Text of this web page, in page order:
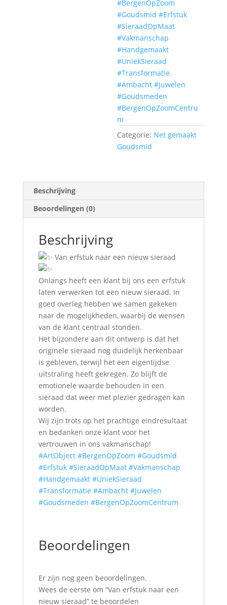
#BergenOpZoom
#Goudsmid #Erfstuk
#SieraadOpMaat
#Vakmanschap
#Handgemaakt
#UniekSieraad
#Transformatie
#Ambacht #Juwelen
#Goudsmeden
#BergenOpZoomCentru
m
Categorie: Net gemaakt
Goudsmid
Beschrijving
Beoordelingen (0)
Beschrijving
Van erfstuk naar een nieuw sieraad
Onlangs heeft een klant bij ons een erfstuk
laten verwerken tot een nieuw sieraad. In
goed overleg hebben we samen gekeken
naar de mogelijkheden, waarbij de wensen
van de klant centraal stonden.
Het bijzondere aan dit ontwerp is dat het
originele sieraad nog duidelijk herkenbaar
is gebleven, terwijl het een eigentijdse
uitstraling heeft gekregen. Zo blijft de
emotionele waarde behouden in een
sieraad dat weer met plezier gedragen kan
worden.
Wij zijn trots op het prachtige eindresultaat
en bedanken onze klant voor het
vertrouwen in ons vakmanschap!
#ArtObject #BergenOpZoom #Goudsmid
#Erfstuk #SieraadOpMaat #Vakmanschap
#Handgemaakt #UniekSieraad
#Transformatie #Ambacht #Juwelen
#Goudsmeden #BergenOpZoomCentrum
Beoordelingen
Er zijn nog geen beoordelingen.
Wees de eerste om “Van erfstuk naar een
nieuw sieraad” te beoordelen